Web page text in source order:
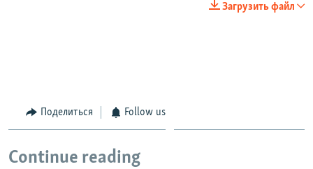
Загрузить файл
Поделиться Follow us
Continue reading